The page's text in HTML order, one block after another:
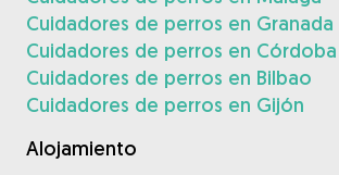
Cuidadores de perros en Granada
Cuidadores de perros en Córdoba
Cuidadores de perros en Bilbao
Cuidadores de perros en Gijón
Alojamiento